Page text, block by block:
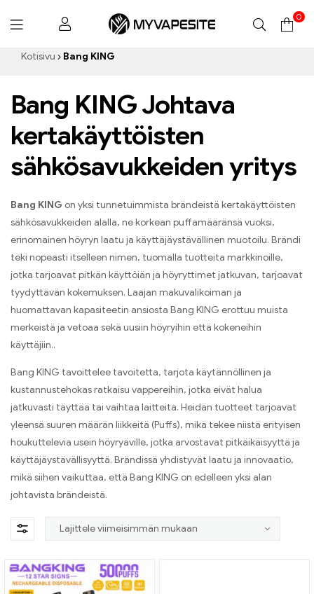
Myvapesite.de
0
Kotisivu Bang KING
Bang KING Johtava
kertakäyttöisten
sähkösavukkeiden yritys
Bang KING on yksi tunnetuimmista brändeistä kertakäyttöisten
sähkösavukkeiden alalla, ne korkean puffamääränsä vuoksi,
erinomainen höyryn laatu ja käyttäjäystävällinen muotoilu. Brändi
teki nopeasti itselleen nimen, tuomalla tuotteita markkinoille,
jotka tarjoavat pitkän käyttöiän ja höyryttimet jatkuvan, tarjoavat
tyydyttävän kokemuksen. Laajan makuvalikoiman ja
huomattavan kapasiteetin ansiosta Bang KING erottuu muista
merkeistä ja vetoaa sekä uusiin höyryihin että kokeneihin
käyttäjiin..
Bang KING tavoittelee tavoitetta, tarjota käytännöllinen ja
kustannustehokas ratkaisu vappereihin, jotka eivät halua
jatkuvasti täyttää tai vaihtaa laitteita. Heidän tuotteet tarjoavat
yleensä suuren määrän liikkeitä (Puffs), mikä tekee niistä erityisen
houkuttelevia usein höyryäville, jotka arvostavat pitkäikäisyyttä ja
käyttäjäystävällisyyttä. Brändissä yhdistyvät laatu ja innovaatio,
mikä siihen vaikuttaa, että Bang KING on edelleen yksi alan
johtavista brändeistä.